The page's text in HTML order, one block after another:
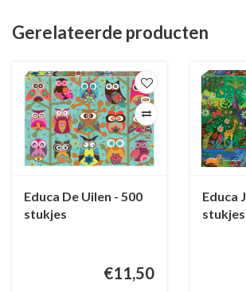
Gerelateerde producten
Educa De Uilen - 500
stukjes
€11,50
Educa
stukjes